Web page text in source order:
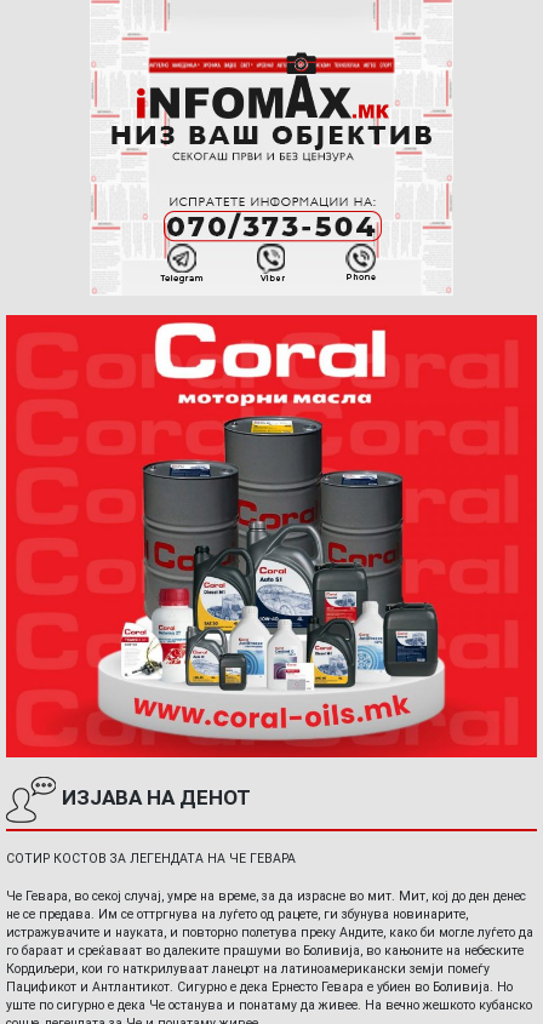
ИЗЈАВА НА ДЕНОТ
СОТИР КОСТОВ ЗА ЛЕГЕНДАТА НА ЧЕ ГЕВАРА
Че Гевара, во секој случај, умре на време, за да израсне во мит. Мит, кој до ден денес
не се предава. Им се оттргнува на луѓето од рацете, ги збунува новинарите,
истражувачите и науката, и повторно полетува преку Андите, како би могле луѓето да
го бараат и среќаваат во далеките прашуми во Боливија, во кањоните на небеските
Кордиљери, кои го наткрилуваат ланецот на латиноамерикански земји помеѓу
Пацификот и Антлантикот. Сигурно е дека Ернесто Гевара е убиен во Боливија. Но
уште по сигурно е дека Че останува и понатаму да живее. На вечно жешкото кубанско